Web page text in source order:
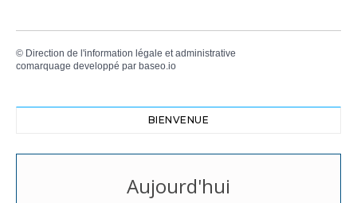
© Direction de l'information légale et administrative
comarquage developpé par baseo.io
BIENVENUE
Aujourd'hui